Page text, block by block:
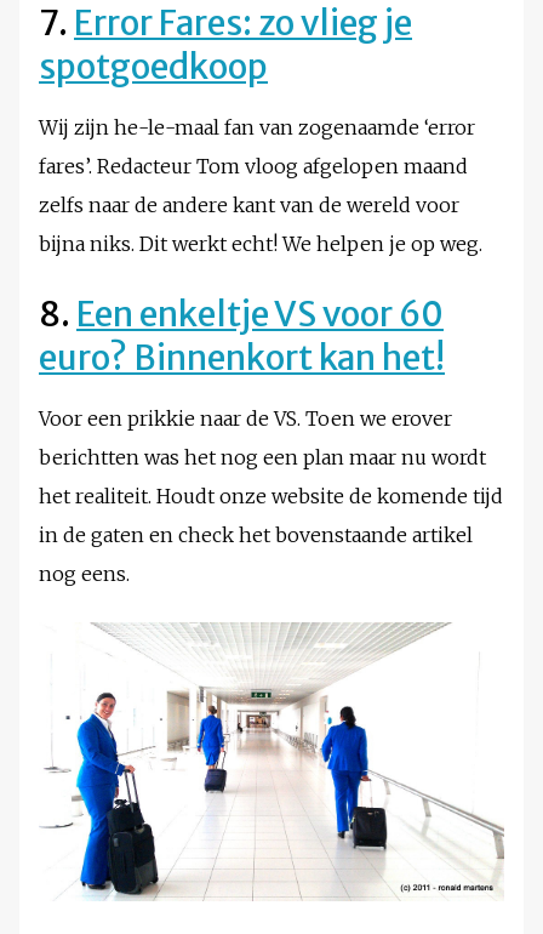
7. Error Fares: zo vlieg je
spotgoedkoop
Wij zijn he-le-maal fan van zogenaamde ‘error
fares’. Redacteur Tom vloog afgelopen maand
zelfs naar de andere kant van de wereld voor
bijna niks. Dit werkt echt! We helpen je op weg.
8. Een enkeltje VS voor 60
euro? Binnenkort kan het!
Voor een prikkie naar de VS. Toen we erover
berichtten was het nog een plan maar nu wordt
het realiteit. Houdt onze website de komende tijd
in de gaten en check het bovenstaande artikel
nog eens.